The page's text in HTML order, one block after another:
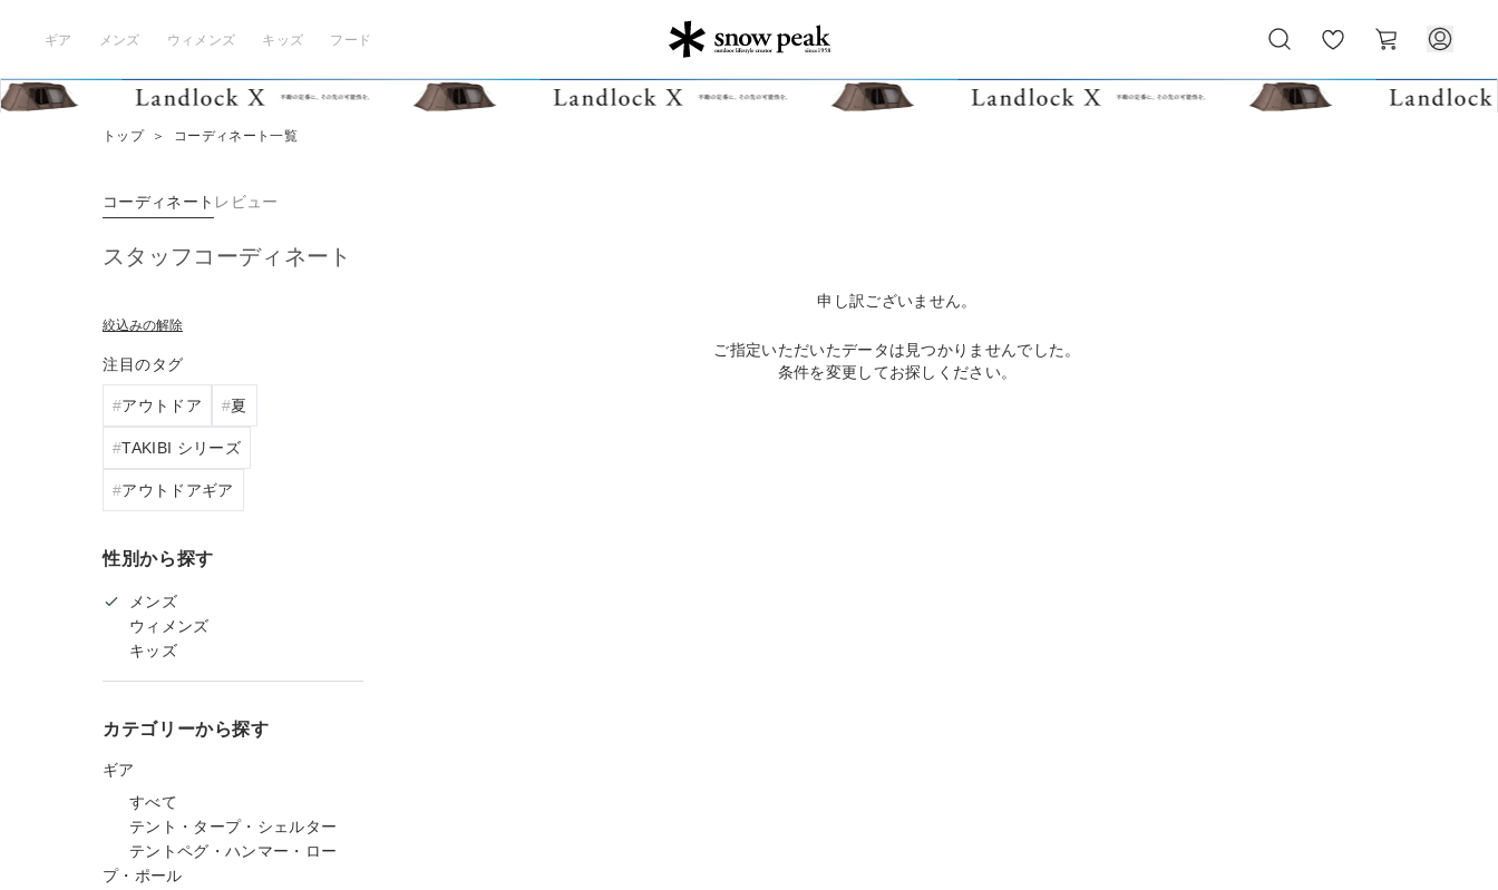
ギア メンズ ウィメンズ キッズ フード
気
に
ー
ト
トップ ＞ コーディネート一覧
コーディネート レビュー
スタッフコーディネート
絞込みの解除
注目のタグ
アウトドア 夏
TAKIBI シリーズ
アウトドアギア
性別から探す
メンズ
ウィメンズ
キッズ
カテゴリーから探す
ギア
すべて
テント・タープ・シェルター
テントペグ・ハンマー・ロー
プ・ポール
申し訳ございません。
ご指定いただいたデータは見つかりませんでした。
条件を変更してお探しください。